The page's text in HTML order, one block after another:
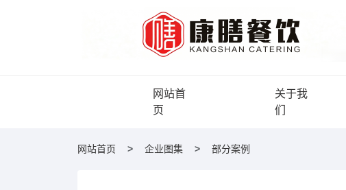
网站首
页
关于我
们
网站首页 企业图集 部分案例